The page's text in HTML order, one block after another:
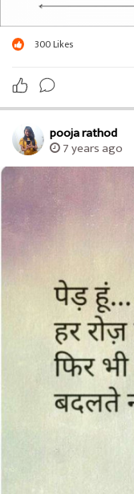
300Likes
pooja rathod
7 years ago